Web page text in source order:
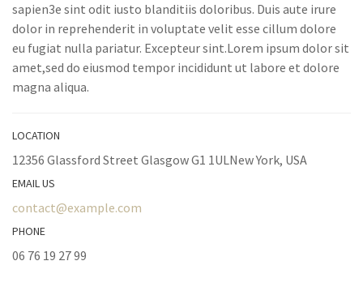
sapien3e sint odit iusto blanditiis doloribus. Duis aute irure
dolor in reprehenderit in voluptate velit esse cillum dolore
eu fugiat nulla pariatur. Excepteur sint.Lorem ipsum dolor sit
amet,sed do eiusmod tempor incididunt ut labore et dolore
magna aliqua.
LOCATION
12356 Glassford Street Glasgow G1 1ULNew York, USA
EMAIL US
contact@example.com
PHONE
06 76 19 27 99